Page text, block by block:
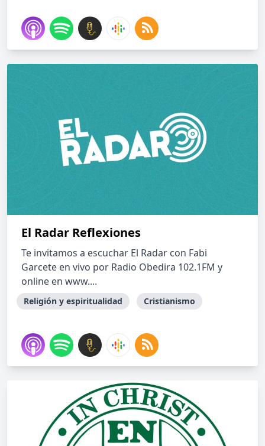
El Radar Reflexiones
Te invitamos a escuchar El Radar con Fabi
Garcete en vivo por Radio Obedira 102.1FM y
online en www....
Religión y espiritualidad Cristianismo